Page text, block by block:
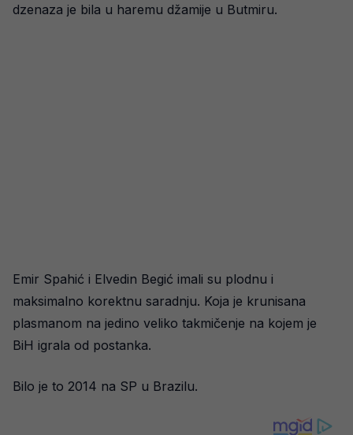
dzenaza je bila u haremu džamije u Butmiru.
Emir Spahić i Elvedin Begić imali su plodnu i
maksimalno korektnu saradnju. Koja je krunisana
plasmanom na jedino veliko takmičenje na kojem je
BiH igrala od postanka.
Bilo je to 2014 na SP u Brazilu.